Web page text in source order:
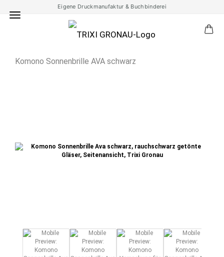
Eigene Druckmanufaktur & Buchbinderei
Komono Sonnenbrille AVA schwarz